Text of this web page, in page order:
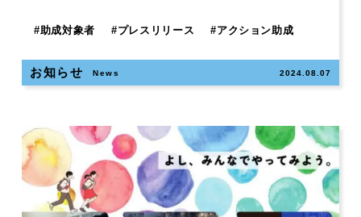
#助成対象者 #プレスリリース #アクション助成
お知らせ News 2024.08.07